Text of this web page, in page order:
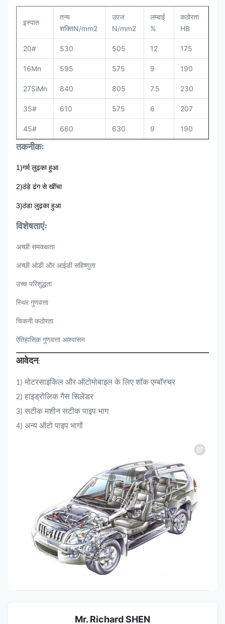
इस्पात
तन्य
शक्तिN/mm2
उपज
N/mm2
लम्बाई
%
कठोरता
HB
20# 530 505 12 175
16Mn 595 575 9 190
27SiMn 840 805 7.5 230
35# 610 575 6 207
45# 660 630 9 190
तकनीकः
1)गर्म लुढ़का हुआ
2)ठंडे ढंग से खींचा
3)ठंडा लुढ़का हुआ
विशेषताएंः
अच्छी समकक्षता
अच्छी ओडी और आईडी सहिष्णुता
उच्च परिशुद्धता
स्थिर गुणवत्ता
चिकनी कठोरता
ऐतिहासिक गुणवत्ता आश्वासन
आवेदन:
1) मोटरसाइकिल और ऑटोमोबाइल के लिए शॉक एम्बॉस्चर
2) हाइड्रोलिक गैस सिलेंडर
3) सटीक मशीन सटीक पाइप भाग
4) अन्य ऑटो पाइप भागों
Mr. Richard SHEN